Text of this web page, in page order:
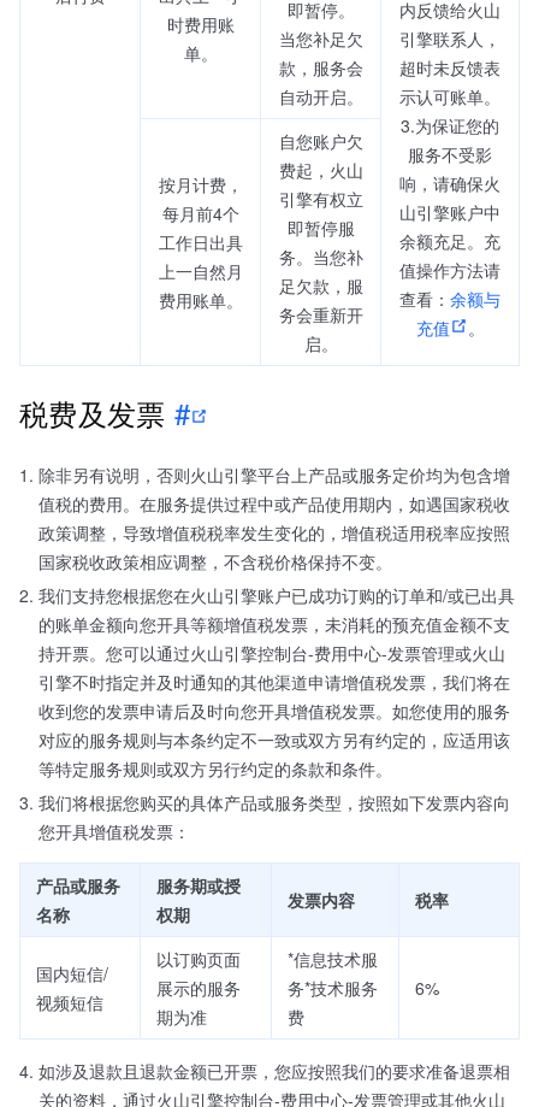
内反馈给火山
引擎联系人，
超时未反馈表
示认可账单。
3.为保证您的
服务不受影
响，请确保火
山引擎账户中
余额充足。充
值操作方法请
查看： 余额与
充值
。
时费用账
单。
即暂停。
当您补足欠
款，服务会
自动开启。
按月计费，
每月前4个
工作日出具
上一自然月
费用账单。
自您账户欠
费起，火山
引擎有权立
即暂停服
务。当您补
足欠款，服
务会重新开
启。
税费及发票 #
除非另有说明，否则火山引擎平台上产品或服务定价均为包含增
值税的费用。在服务提供过程中或产品使用期内，如遇国家税收
政策调整，导致增值税税率发生变化的，增值税适用税率应按照
国家税收政策相应调整，不含税价格保持不变。
我们支持您根据您在火山引擎账户已成功订购的订单和/或已出具
的账单金额向您开具等额增值税发票，未消耗的预充值金额不支
持开票。您可以通过火山引擎控制台-费用中心-发票管理或火山
引擎不时指定并及时通知的其他渠道申请增值税发票，我们将在
收到您的发票申请后及时向您开具增值税发票。如您使用的服务
对应的服务规则与本条约定不一致或双方另有约定的，应适用该
等特定服务规则或双方另行约定的条款和条件。
我们将根据您购买的具体产品或服务类型，按照如下发票内容向
您开具增值税发票：
产品或服务
名称
服务期或授
权期
发票内容 税率
国内短信/
视频短信
以订购页面
展示的服务
期为准
*信息技术服
务*技术服务
费
6%
如涉及退款且退款金额已开票，您应按照我们的要求准备退票相
关的资料，通过火山引擎控制台-费用中心-发票管理或其他火山